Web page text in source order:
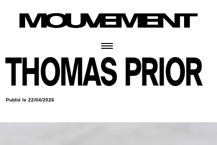
THOMAS PRIOR
Publié le 22/04/2026